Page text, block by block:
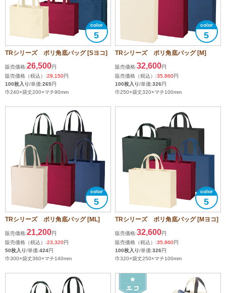
5
TRシリーズ ポリ角底バッグ [Sヨコ]
販売価格:26,500円
販売価格（税込）:29,150円
100枚入り/単価:265円
巾240×袋丈200×マチ90mm
5
TRシリーズ ポリ角底バッグ [M]
販売価格:32,600円
販売価格（税込）:35,860円
100枚入り/単価:326円
巾250×袋丈320×マチ100mm
5
TRシリーズ ポリ角底バッグ [ML]
販売価格:21,200円
販売価格（税込）:23,320円
50枚入り/単価:424円
巾300×袋丈360×マチ140mm
5
TRシリーズ ポリ角底バッグ [Mヨコ]
販売価格:32,600円
販売価格（税込）:35,860円
100枚入り/単価:326円
巾320×袋丈250×マチ100mm